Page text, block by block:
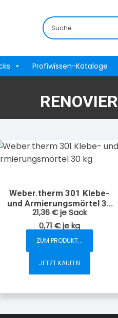
Profiwissen-Kataloge
Weber.therm 301 Klebe-
und Armierungsmörtel 30
kg
21,36€ je Sack
0,71 €jekg
ZUM PRODUKT...
JETZT KAUFEN